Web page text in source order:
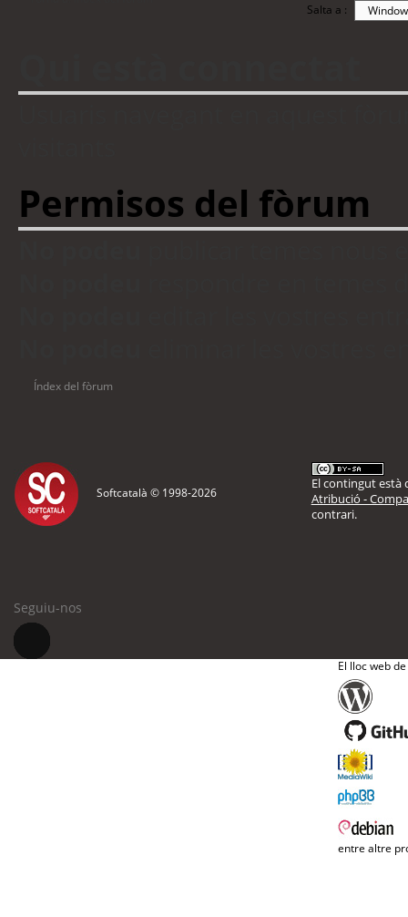
Salta a :
Permisos del fòrum
Índex del fòrum
Softcatalà © 1998-2026
El contingut està
Atribució -
contrari.
Seguiu-nos
El lloc web
entre altre